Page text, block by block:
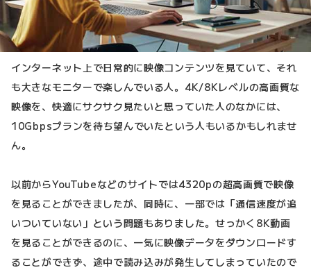
インターネット上で日常的に映像コンテンツを見ていて、それ
も大きなモニターで楽しんでいる人。4K/8Kレベルの高画質な
映像を、快適にサクサク見たいと思っていた人のなかには、
10Gbpsプランを待ち望んでいたという人もいるかもしれませ
ん。
以前からYouTubeなどのサイトでは4320pの超高画質で映像
を見ることができましたが、同時に、一部では「通信速度が追
いついていない」という問題もありました。せっかく8K動画
を見ることができるのに、一気に映像データをダウンロードす
ることができず、途中で読み込みが発生してしまっていたので